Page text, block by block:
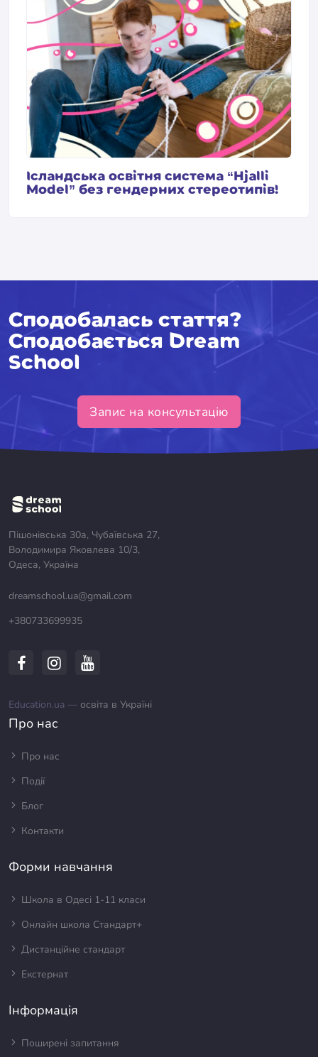
Ісландська освітня система “Hjalli
Model” без гендерних стереотипів!
Сподобалась стаття?
Сподобається Dream
School
Запис на консультацію
Пішонівська 30а, Чубаївська 27,
Володимира Яковлева 10/3,
Одеса, Україна
dreamschool.ua@gmail.com
+380733699935
Education.ua — освіта в Україні
Про нас
Про нас
Події
Блог
Контакти
Форми навчання
Школа в Одесі 1-11 класи
Онлайн школа Стандарт+
Дистанційне стандарт
Екстернат
Інформація
Поширені запитання